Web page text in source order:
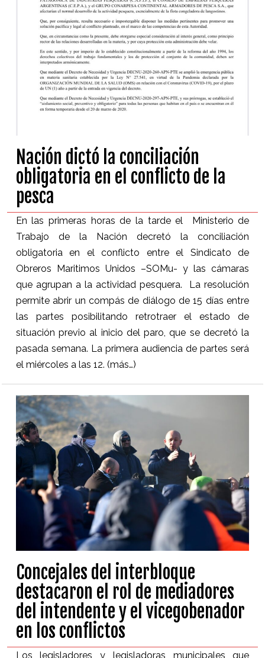
Nación dictó la conciliación
obligatoria en el conflicto de la
pesca
En las primeras horas de la tarde el Ministerio de
Trabajo de la Nación decretó la conciliación
obligatoria en el conflicto entre el Sindicato de
Obreros Maritimos Unidos –SOMu- y las cámaras
que agrupan a la actividad pesquera. La resolución
permite abrir un compás de diálogo de 15 días entre
las partes posibilitando retrotraer el estado de
situación previo al inicio del paro, que se decretó la
pasada semana. La primera audiencia de partes será
el miércoles a las 12. (más…)
Concejales del interbloque
destacaron el rol de mediadores
del intendente y el vicegobenador
en los conflictos
Los legisladores y legisladoras municipales que